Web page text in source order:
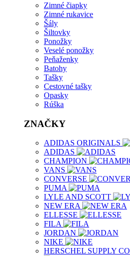
Zimné čiapky
Zimné rukavice
Šály
Šiltovky
Ponožky
Veselé ponožky
Peňaženky
Batohy
Tašky
Cestovné tašky
Opasky
Rúška
ZNAČKY
ADIDAS ORIGINALS
ADIDAS
CHAMPION
VANS
CONVERSE
PUMA
LYLE AND SCOTT
NEW ERA
ELLESSE
FILA
JORDAN
NIKE
HERSCHEL SUPPLY CO